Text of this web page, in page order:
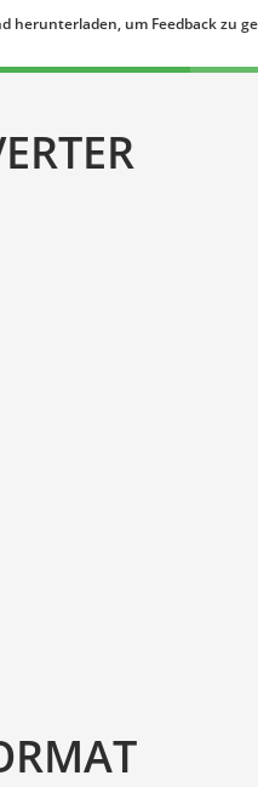
herunterladen, um Feedback zu